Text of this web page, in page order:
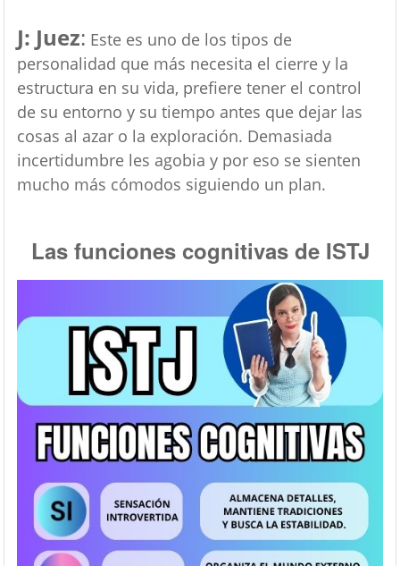
J: Juez: Este es uno de los tipos de
personalidad que más necesita el cierre y la
estructura en su vida, prefiere tener el control
de su entorno y su tiempo antes que dejar las
cosas al azar o la exploración. Demasiada
incertidumbre les agobia y por eso se sienten
mucho más cómodos siguiendo un plan.
Las funciones cognitivas de ISTJ